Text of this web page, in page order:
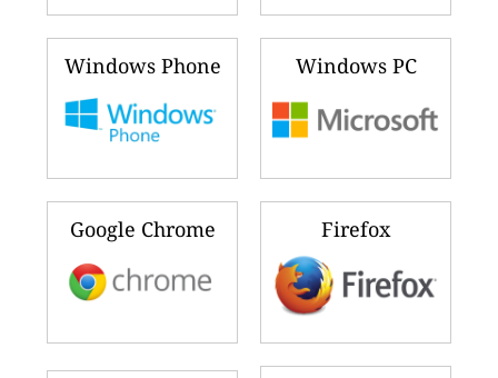
Windows Phone Windows PC
Google Chrome Firefox